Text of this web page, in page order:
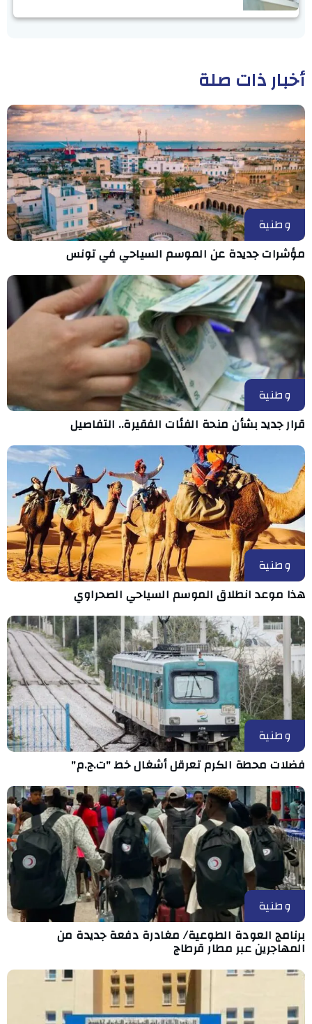
أخبار ذات صلة
وطنية
مؤشرات جديدة عن الموسم السياحي في تونس
وطنية
قرار جديد بشأن منحة الفئات الفقيرة.. التفاصيل
وطنية
هذا موعد انطلاق الموسم السياحي الصحراوي
وطنية
فضلات محطة الكرم تعرقل أشغال خط "ت.ج.م"
وطنية
برنامج العودة الطوعية/ مغادرة دفعة جديدة من
المهاجرين عبر مطار قرطاج